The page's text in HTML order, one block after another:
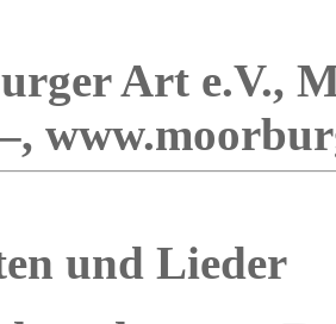
Art e.V.,
und Lieder